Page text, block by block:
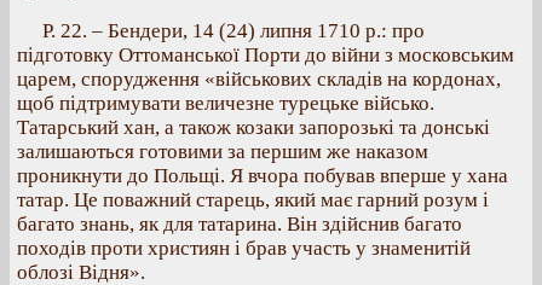
Р. 22. – Бендери, 14 (24) липня 1710 р.: про
підготовку Оттоманської Порти до війни з московським
царем, спорудження «військових складів на кордонах,
щоб підтримувати величезне турецьке військо.
Татарський хан, а також козаки запорозькі та донські
залишаються готовими за першим же наказом
проникнути до Польщі. Я вчора побував вперше у хана
татар. Це поважний старець, який має гарний розум і
багато знань, як для татарина. Він здійснив багато
походів проти християн і брав участь у знаменитій
облозі Відня».